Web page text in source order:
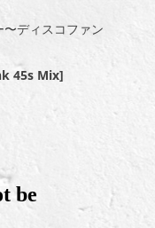
ディスコファン
45s Mix]